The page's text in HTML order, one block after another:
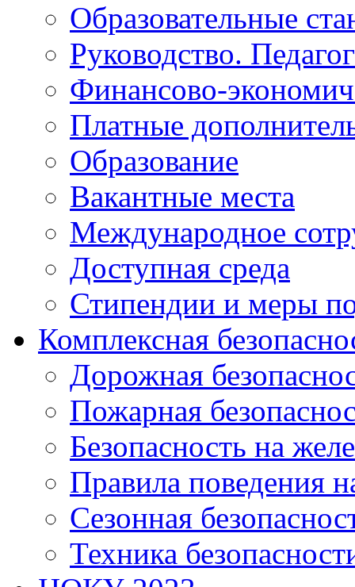
Образовательные
Руководство.
Финансово-
Платные
Образование
Вакантные места
Международное
Доступная среда
Стипендии и меры
Комплексная
Дорожная
Пожарная
Безопасность на
Правила поведения
Сезонная
Техника